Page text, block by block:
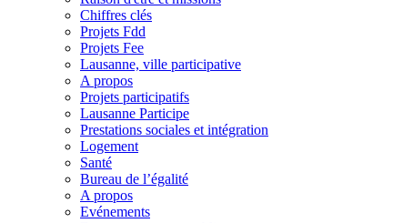
Chiffres clés
Projets Fdd
Projets Fee
Lausanne, ville participative
A propos
Projets participatifs
Lausanne Participe
Prestations sociales et intégration
Logement
Santé
Bureau de l’égalité
A propos
Evénements